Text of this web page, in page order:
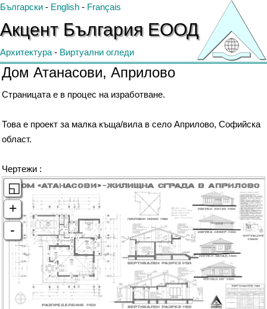
Български - English - Français
Акцент България ЕООД
Архитектура - Виртуални огледи
Дом Атанасови, Априлово
Страницата е в процес на изработване.
Това е проект за малка къща/вила в село Априлово, Софийска
област.
Чертежи :